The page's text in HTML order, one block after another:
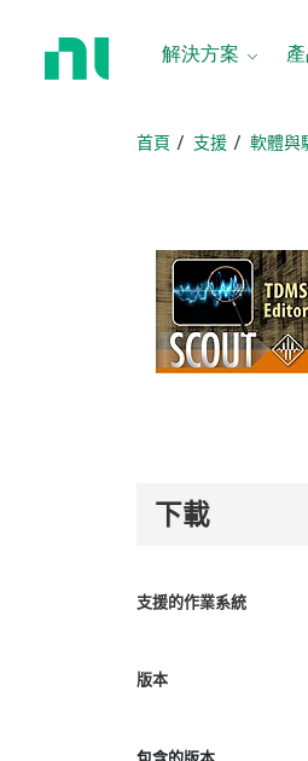
解決方案
首頁 支援 軟體與
下載
支援的作業系統
版本
包含的版本